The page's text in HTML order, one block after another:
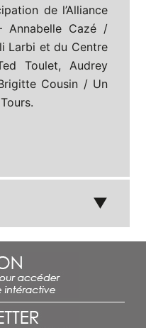
de l’Alliance
Annabelle Cazé /
Larbi et du Centre
Toulet, Audrey
Cousin / Un
▼